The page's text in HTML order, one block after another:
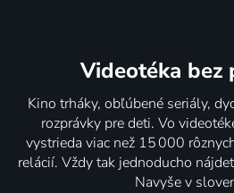
Videotéka bez
Kino trháky, obľúbené seriály,
rozprávky pre deti. Vo
vystrieda viac než 15 000
relácií. Vždy tak jednoducho
Navyše v